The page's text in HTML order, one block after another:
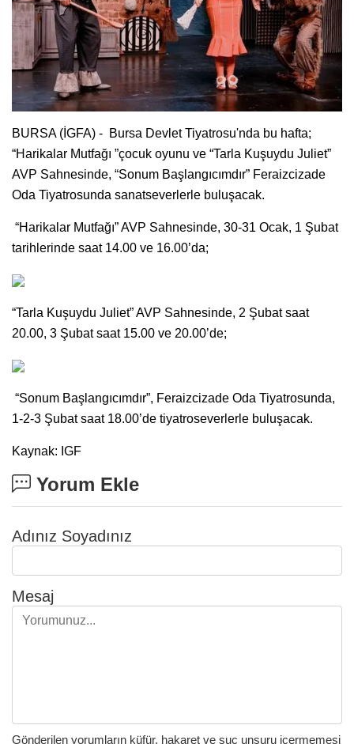
BURSA (İGFA) - Bursa Devlet Tiyatrosu'nda bu hafta;
“Harikalar Mutfağı ”çocuk oyunu ve “Tarla Kuşuydu Juliet”
AVP Sahnesinde, “Sonum Başlangıcımdır” Feraizcizade
Oda Tiyatrosunda sanatseverlerle buluşacak.
“Harikalar Mutfağı” AVP Sahnesinde, 30-31 Ocak, 1 Şubat
tarihlerinde saat 14.00 ve 16.00’da;
“Tarla Kuşuydu Juliet” AVP Sahnesinde, 2 Şubat saat
20.00, 3 Şubat saat 15.00 ve 20.00’de;
“Sonum Başlangıcımdır”, Feraizcizade Oda Tiyatrosunda,
1-2-3 Şubat saat 18.00’de tiyatroseverlerle buluşacak.
Kaynak: IGF
Yorum Ekle
Adınız Soyadınız
Mesaj
Gönderilen yorumların küfür, hakaret ve suç unsuru içermemesi